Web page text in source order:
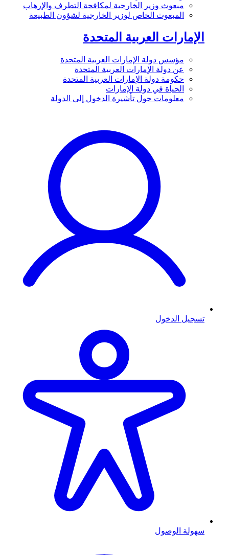
مبعوث وزير الخارجية لمكافحة التطرف والإرهاب
المبعوث الخاص لوزير الخارجية لشؤون الطبيعة
الإمارات العربية المتحدة
مؤسس دولة الإمارات العربية المتحدة
عن دولة الإمارات العربية المتحدة
حكومة دولة الإمارات العربية المتحدة
الحياة في دولة الإمارات
معلومات حول تأشيرة الدخول إلى الدولة
تسجيل الدخول
سهولة الوصول